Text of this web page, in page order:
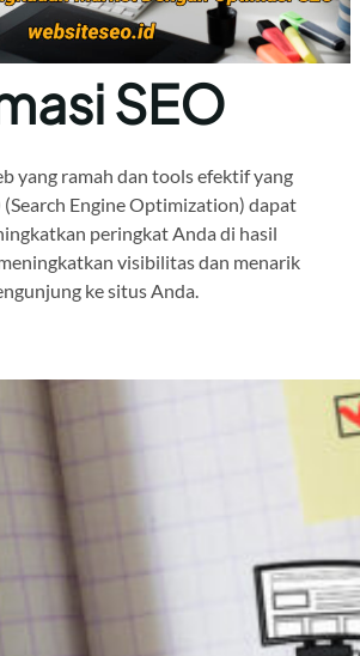
SEO
yang ramah dan tools efektif yang
(Search Engine Optimization) dapat
peringkat Anda di hasil
visibilitas dan menarik
ke situs Anda.